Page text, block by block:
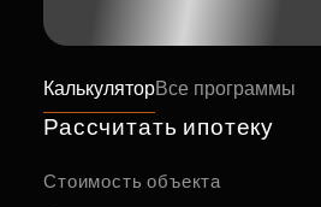
КалькуляторВсе программы
Рассчитать ипотеку
Стоимость объекта